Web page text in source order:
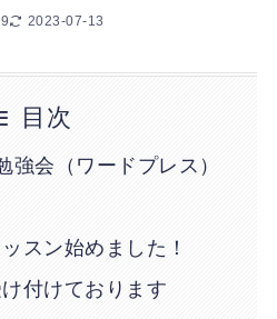
2023-07-13
目次
強会（ワードプレス）
スン始めました！
付けております